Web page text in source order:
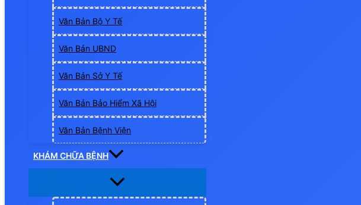
Văn Bản Bộ Y Tế
Văn Bản UBND
Văn Bản Sở Y Tế
Văn Bản Bảo Hiểm Xã Hội
Văn Bản Bệnh Viện
KHÁM CHỮA BỆNH